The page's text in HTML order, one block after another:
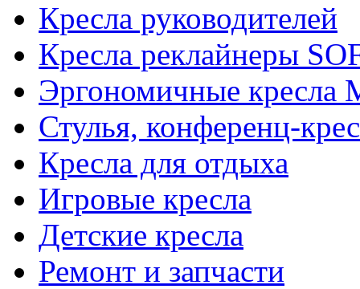
Кресла руководителей
Кресла реклайнеры
Эргономичные
Стулья, конференц-
Кресла для отдыха
Игровые кресла
Детские кресла
Ремонт и запчасти